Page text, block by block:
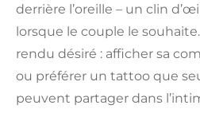
derrière l’oreille – un clin
lorsque le couple le
rendu désiré : afficher sa
ou préférer un tattoo que
peuvent partager dans